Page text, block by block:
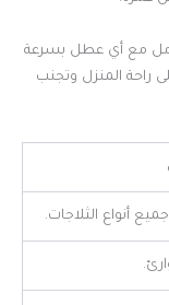
مع أي عطل بسرعة
راحة المنزل وتجنب
أنواع الثلاجات.